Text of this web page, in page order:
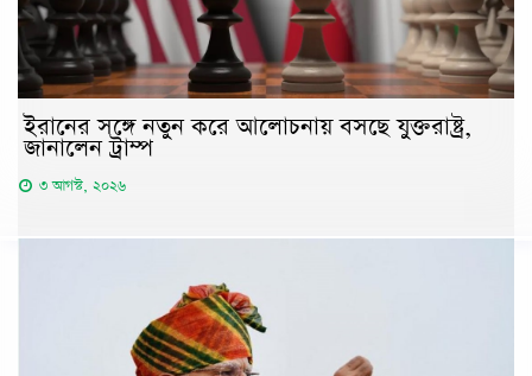
ইরানের সঙ্গে নতুন করে আলোচনায় বসছে যুক্তরাষ্ট্র,
জানালেন ট্রাম্প
৩ আগস্ট, ২০২৬